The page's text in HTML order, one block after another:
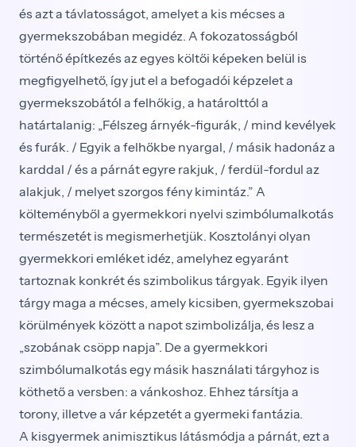
és azt a távlatosságot, amelyet a kis mécses a
gyermekszobában megidéz. A fokozatosságból
történő építkezés az egyes költői képeken belül is
megfigyelhető, így jut el a befogadói képzelet a
gyermekszobától a felhőkig, a határolttól a
határtalanig: „Félszeg árnyék-figurák, / mind kevélyek
és furák. / Egyik a felhőkbe nyargal, / másik hadonáz a
karddal / és a párnát egyre rakjuk, / ferdül-fordul az
alakjuk, / melyet szorgos fény kimintáz.” A
költeményből a gyermekkori nyelvi szimbólumalkotás
természetét is megismerhetjük. Kosztolányi olyan
gyermekkori emléket idéz, amelyhez egyaránt
tartoznak konkrét és szimbolikus tárgyak. Egyik ilyen
tárgy maga a mécses, amely kicsiben, gyermekszobai
körülmények között a napot szimbolizálja, és lesz a
„szobának csöpp napja”. De a gyermekkori
szimbólumalkotás egy másik használati tárgyhoz is
köthető a versben: a vánkoshoz. Ehhez társítja a
torony, illetve a vár képzetét a gyermeki fantázia.
A kisgyermek animisztikus látásmódja a párnát, ezt a